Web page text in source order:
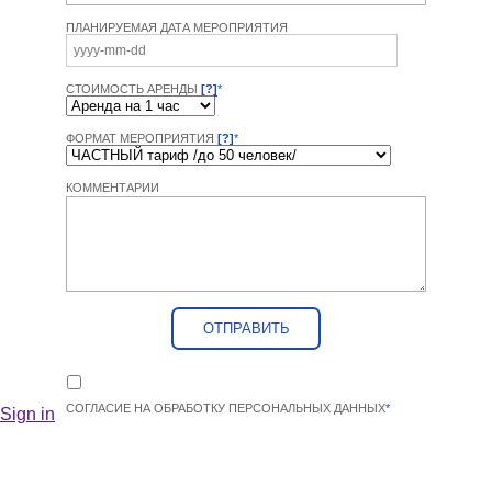
ПЛАНИРУЕМАЯ ДАТА МЕРОПРИЯТИЯ
СТОИМОСТЬ АРЕНДЫ [?]*
ФОРМАТ МЕРОПРИЯТИЯ [?]*
КОММЕНТАРИИ
СОГЛАСИЕ НА ОБРАБОТКУ ПЕРСОНАЛЬНЫХ ДАННЫХ*
Sign in